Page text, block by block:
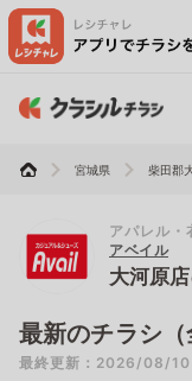
宮城県 柴田郡
アパレル・
アベイル
大河原
最新のチラシ（
最終更新：2026/08/10